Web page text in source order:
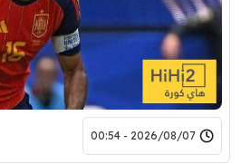
2026/08/07 - 00:54